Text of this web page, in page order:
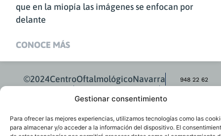
Gestionar consentimiento
Para ofrecer las mejores experiencias, utilizamos tecnologías como las
para almacenar y/o acceder a la información del dispositivo. El
que en la miopía las imágenes se enfocan por
delante
CONOCE MÁS
©2024CentroOftalmológicoNavarra
Política de CookiesAccesibilidadBlog
948 22 62